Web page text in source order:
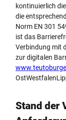
kontinuierlich
die
Norm EN 301
ist das
Verbindung mit
zur digitalen
Stand der